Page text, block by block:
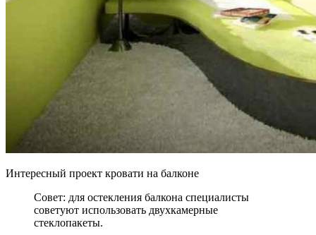
Интересный проект кровати на балконе
Совет: для остекления балкона специалисты
советуют использовать двухкамерные
стеклопакеты.